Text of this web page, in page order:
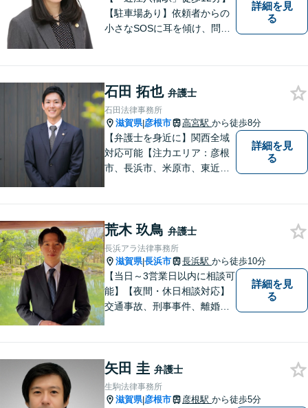
【駐車場あり】依頼者からの
小さなSOSに耳を傾け、問題
相談ください。
詳細を見
る
石田 拓也 弁護士
石田法律事務所
滋賀県|彦根市 高宮駅 から徒歩8分
【弁護士を身近に】関西全域
対応可能【注力エリア：彦根
市、長浜市、米原市、東近江
まに、不安を和らげベストな
解決策を提供します「迅速丁
寧」【無料相談有・駐車場完
備】【英語対応可】
詳細を見
る
荒木 玖鳥 弁護士
長浜アラ法律事務所
滋賀県|長浜市 長浜駅 から徒歩10分
【当日～3営業日以内に相談可
能】【夜間・休日相談対応】
交通事故、刑事事件、離婚・
詳細を見
る
矢田 圭 弁護士
生駒法律事務所
滋賀県|彦根市 彦根駅 から徒歩5分